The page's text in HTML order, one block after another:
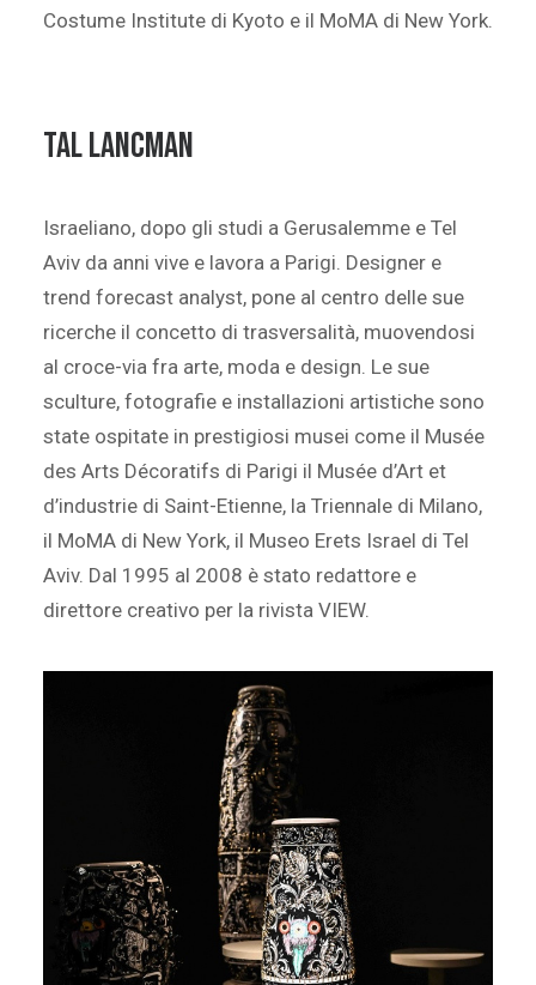
Costume Institute di Kyoto e il MoMA di New York.
Tal Lancman
Israeliano, dopo gli studi a Gerusalemme e Tel
Aviv da anni vive e lavora a Parigi. Designer e
trend forecast analyst, pone al centro delle sue
ricerche il concetto di trasversalità, muovendosi
al croce-via fra arte, moda e design. Le sue
sculture, fotografie e installazioni artistiche sono
state ospitate in prestigiosi musei come il Musée
des Arts Décoratifs di Parigi il Musée d’Art et
d’industrie di Saint-Etienne, la Triennale di Milano,
il MoMA di New York, il Museo Erets Israel di Tel
Aviv. Dal 1995 al 2008 è stato redattore e
direttore creativo per la rivista VIEW.